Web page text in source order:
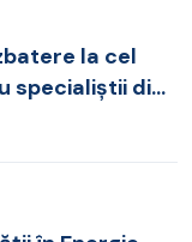
la cel
specialiștii din